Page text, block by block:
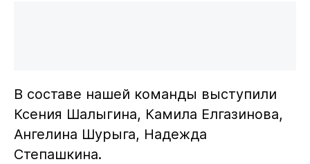
В составе нашей команды выступили
Ксения Шалыгина, Камила Елгазинова,
Ангелина Шурыга, Надежда
Степашкина.